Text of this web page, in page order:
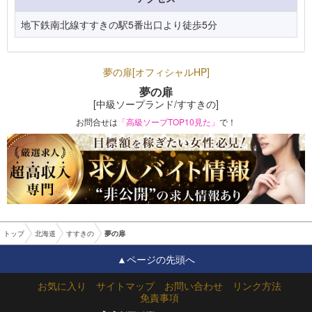
地下鉄南北線すすきの駅5番出口より徒歩5分
夢の扉[オフィシャルHP]
夢の扉
[中級ソープランド/すすきの]
お問合せは 「高級ソープTOP10見た」 で！
トップ 北海道 すすきの 夢の扉
▲ページの先頭へ
お気に入り
サイトマップ お問い合わせ
リンク方法
免責事項